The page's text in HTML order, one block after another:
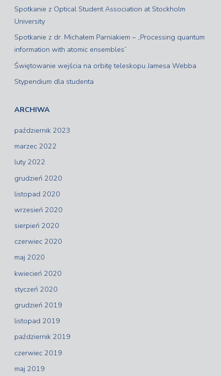
Spotkanie z Optical Student Association at Stockholm
University
Spotkanie z dr. Michałem Parniakiem – „Processing quantum
information with atomic ensembles”
Świętowanie wejścia na orbitę teleskopu Jamesa Webba
Stypendium dla studenta
ARCHIWA
październik 2023
marzec 2022
luty 2022
grudzień 2020
listopad 2020
wrzesień 2020
sierpień 2020
czerwiec 2020
maj 2020
kwiecień 2020
styczeń 2020
grudzień 2019
listopad 2019
październik 2019
czerwiec 2019
maj 2019